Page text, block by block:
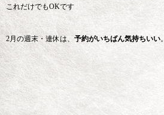
これだけでもOKです
2月の週末・連休は、 予約がいちばん気持ちいい。